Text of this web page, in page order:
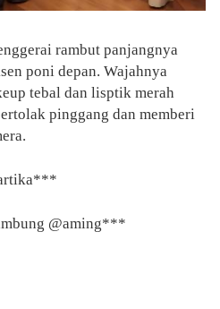
rambut panjangnya
poni depan. Wajahnya
tebal dan lisptik merah
pinggang dan memberi
@aming***